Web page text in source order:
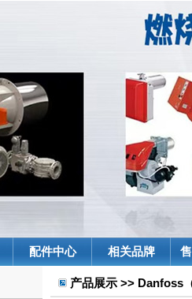
配件中心 相关品牌
产品展示 >> Danfoss